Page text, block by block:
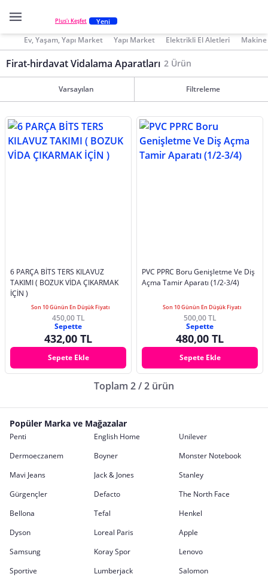
Plus'ı Keşfet Yeni
Ev, Yaşam, Yapı Market Yapı Market Elektrikli El Aletleri Makine
Firat-hirdavat Vidalama Aparatları 2 Ürün
Varsayılan Filtreleme
6 PARÇA BİTS TERS KILAVUZ
TAKIMI ( BOZUK VİDA ÇIKARMAK
İÇİN )
Son 10 Günün En Düşük Fiyatı
450,00 TL
Sepette
432,00 TL
Sepete Ekle
PVC PPRC Boru Genişletme Ve Diş
Açma Tamir Aparatı (1/2-3/4)
Son 10 Günün En Düşük Fiyatı
500,00 TL
Sepette
480,00 TL
Sepete Ekle
Toplam 2 / 2 ürün
Popüler Marka ve Mağazalar
Penti English Home
Unilever
Dermoeczanem
Boyner
Monster Notebook
Mavi Jeans
Jack & Jones
Stanley
Gürgençler
Defacto
The North Face
Bellona
Tefal
Henkel
Dyson
Loreal Paris
Apple
Samsung
Koray Spor
Lenovo
Sportive
Lumberjack
Salomon